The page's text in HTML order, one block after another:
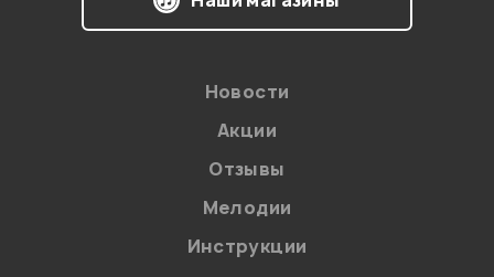
на обработку персональных данных в
Политикой в отношении обработки
Новости
Акции
Отзывы
Мелодии
Инструкции